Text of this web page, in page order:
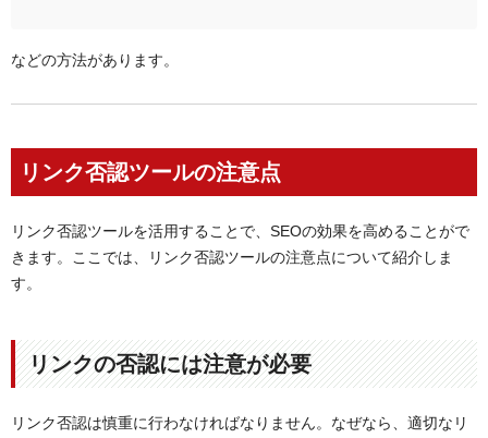
などの方法があります。
リンク否認ツールの注意点
リンク否認ツールを活用することで、SEOの効果を高めることがで
きます。ここでは、リンク否認ツールの注意点について紹介しま
す。
リンクの否認には注意が必要
リンク否認は慎重に行わなければなりません。なぜなら、適切なリ